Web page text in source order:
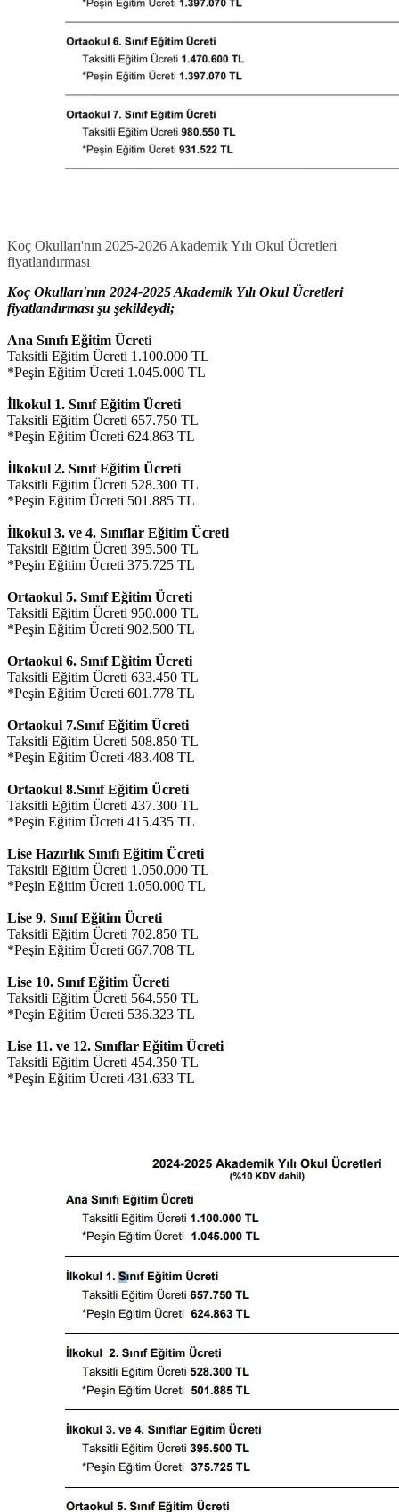
Koç Okulları'nın 2025-2026 Akademik Yılı Okul Ücretleri
fiyatlandırması
Koç Okulları'nın 2024-2025 Akademik Yılı Okul Ücretleri
fiyatlandırması şu şekildeydi;
Ana Sınıfı Eğitim Ücreti
Taksitli Eğitim Ücreti 1.100.000 TL
*Peşin Eğitim Ücreti 1.045.000 TL
İlkokul 1. Sınıf Eğitim Ücreti
Taksitli Eğitim Ücreti 657.750 TL
*Peşin Eğitim Ücreti 624.863 TL
İlkokul 2. Sınıf Eğitim Ücreti
Taksitli Eğitim Ücreti 528.300 TL
*Peşin Eğitim Ücreti 501.885 TL
İlkokul 3. ve 4. Sınıflar Eğitim Ücreti
Taksitli Eğitim Ücreti 395.500 TL
*Peşin Eğitim Ücreti 375.725 TL
Ortaokul 5. Sınıf Eğitim Ücreti
Taksitli Eğitim Ücreti 950.000 TL
*Peşin Eğitim Ücreti 902.500 TL
Ortaokul 6. Sınıf Eğitim Ücreti
Taksitli Eğitim Ücreti 633.450 TL
*Peşin Eğitim Ücreti 601.778 TL
Ortaokul 7.Sınıf Eğitim Ücreti
Taksitli Eğitim Ücreti 508.850 TL
*Peşin Eğitim Ücreti 483.408 TL
Ortaokul 8.Sınıf Eğitim Ücreti
Taksitli Eğitim Ücreti 437.300 TL
*Peşin Eğitim Ücreti 415.435 TL
Lise Hazırlık Sınıfı Eğitim Ücreti
Taksitli Eğitim Ücreti 1.050.000 TL
*Peşin Eğitim Ücreti 1.050.000 TL
Lise 9. Sınıf Eğitim Ücreti
Taksitli Eğitim Ücreti 702.850 TL
*Peşin Eğitim Ücreti 667.708 TL
Lise 10. Sınıf Eğitim Ücreti
Taksitli Eğitim Ücreti 564.550 TL
*Peşin Eğitim Ücreti 536.323 TL
Lise 11. ve 12. Sınıflar Eğitim Ücreti
Taksitli Eğitim Ücreti 454.350 TL
*Peşin Eğitim Ücreti 431.633 TL